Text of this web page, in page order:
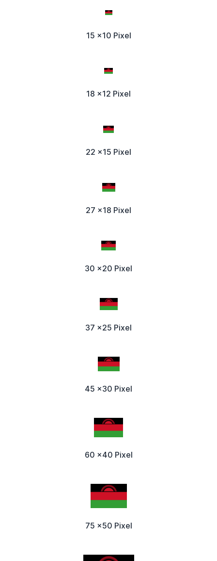
15 x10 Pixel
18 x12 Pixel
22 x15 Pixel
27 x18 Pixel
30 x20 Pixel
37 x25 Pixel
45 x30 Pixel
60 x40 Pixel
75 x50 Pixel